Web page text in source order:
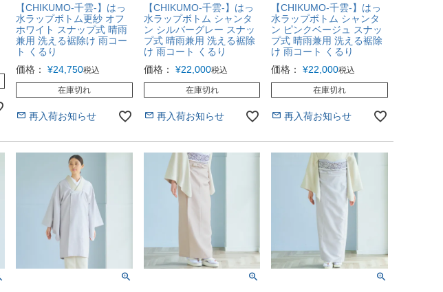
【CHIKUMO-千雲-】はっ
水ラップボトム更紗 オフ
ホワイト スナップ式 晴雨
兼用 洗える裾除け 雨コー
ト くるり
価格：
¥24,750税込
在庫切れ
再入荷お知らせ
【CHIKUMO-千雲-】はっ
水ラップボトム シャンタ
ン シルバーグレー スナッ
プ式 晴雨兼用 洗える裾除
け 雨コート くるり
価格：
¥22,000税込
在庫切れ
再入荷お知らせ
【CHIKUMO-千雲-】はっ
水ラップボトム シャンタ
ン ピンクベージュ スナッ
プ式 晴雨兼用 洗える裾除
け 雨コート くるり
価格：
¥22,000税込
在庫切れ
再入荷お知らせ